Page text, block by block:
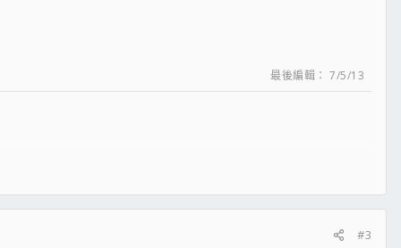
最後編輯： 7/5/13
#3